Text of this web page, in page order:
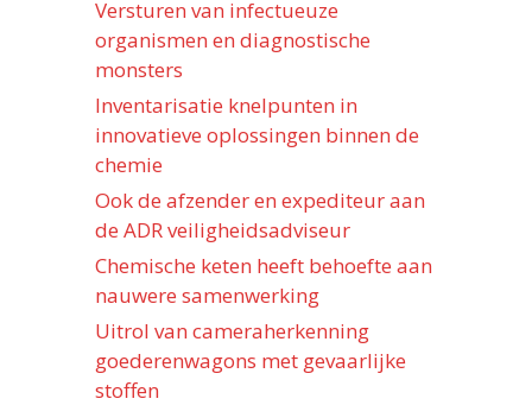
Versturen van infectueuze
organismen en diagnostische
monsters
Inventarisatie knelpunten in
innovatieve oplossingen binnen de
chemie
Ook de afzender en expediteur aan
de ADR veiligheidsadviseur
Chemische keten heeft behoefte aan
nauwere samenwerking
Uitrol van cameraherkenning
goederenwagons met gevaarlijke
stoffen